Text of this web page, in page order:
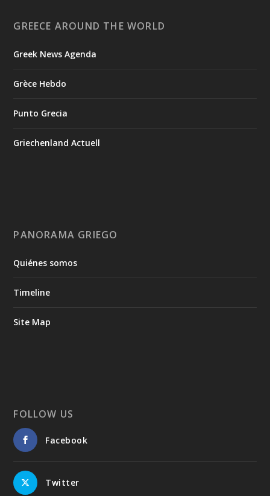
GREECE AROUND THE WORLD
Greek News Agenda
Grèce Hebdo
Punto Grecia
Griechenland Actuell
PANORAMA GRIEGO
Quiénes somos
Timeline
Site Map
FOLLOW US
Facebook
Twitter